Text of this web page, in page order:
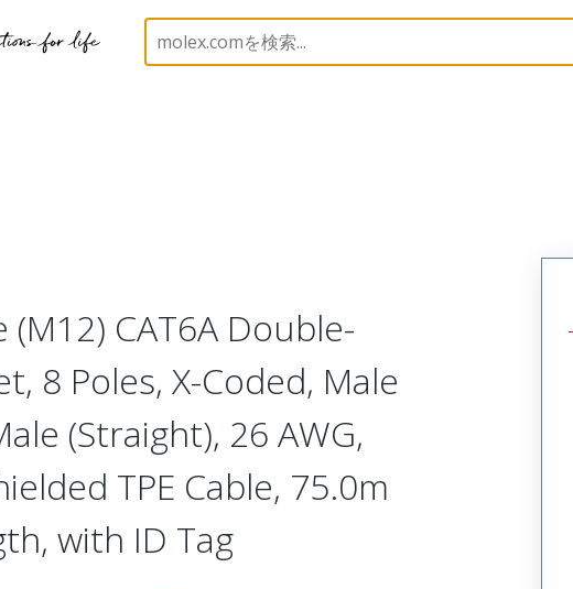
Industrial Cable Assemblies 120341 1203410983
(M12) CAT6A Double-
8 Poles, X-Coded, Male
(Straight), 26 AWG,
TPE Cable, 75.0m
with ID Tag